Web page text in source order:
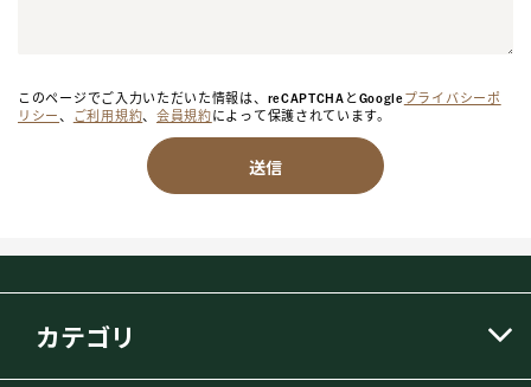
このページでご入力いただいた情報は、reCAPTCHAとGoogleプライバシーポ
リシー、 ご利用規約、 会員規約によって保護されています。
送信
カテゴリ